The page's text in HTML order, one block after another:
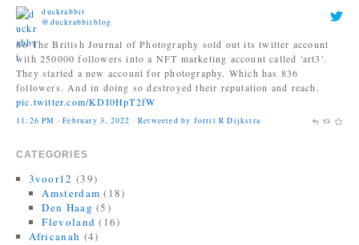
So The British Journal of Photography sold out its twitter account
with 250000 followers into a NFT marketing account called 'art3'.
They started a new account for photography. Which has 836
followers. And in doing so destroyed their reputation and reach.
pic.twitter.com/KDI0HpT2fW
11:26 PM · February 3, 2022·Retweeted by Jorrit R Dijkstra
Jonas Bendiksen
Finally, I can be a good honest upright citizen again. If you already
twitter.com/MagnumPhotos/s…
10:35 AM · September 21, 2021
CATEGORIES
3voor12 (39)
Amsterdam (18)
Den Haag (5)
Flevoland (16)
Africanah (4)